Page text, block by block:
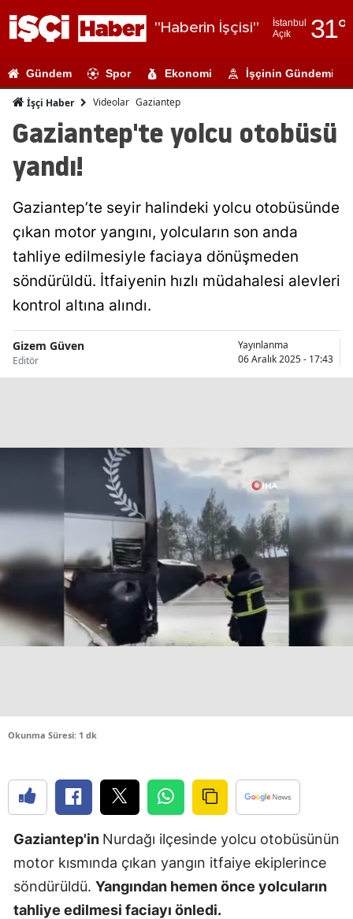
"Haberin İşçisi"
İstanbul
Açık
31°
Adıyaman
Ağrı
Ankara
Antalya
Artvin
Burdur
Bursa
Çanakkale
Çankırı
Çorum
Eskişehir
Gaziantep
Gündem Spor Ekonomi İşçinin Gündemi
İşçi Haber Videolar Gaziantep
Gaziantep'te yolcu otobüsü
yandı!
Gaziantep’te seyir halindeki yolcu otobüsünde
çıkan motor yangını, yolcuların son anda
tahliye edilmesiyle faciaya dönüşmeden
söndürüldü. İtfaiyenin hızlı müdahalesi alevleri
kontrol altına alındı.
Gizem Güven
Editör
Yayınlanma
06 Aralık 2025 - 17:43
Okunma Süresi: 1 dk
Gaziantep'in Nurdağı ilçesinde yolcu otobüsünün
motor kısmında çıkan yangın itfaiye ekiplerince
söndürüldü. Yangından hemen önce yolcuların
tahliye edilmesi faciayı önledi.